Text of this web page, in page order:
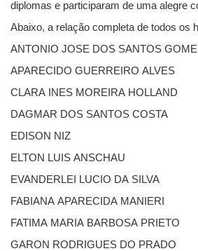
diplomas e participaram de uma alegre
Abaixo, a relação completa de todos os
ANTONIO JOSE DOS SANTOS
APARECIDO GUERREIRO ALVES
CLARA INES MOREIRA HOLLAND
DAGMAR DOS SANTOS COSTA
EDISON NIZ
ELTON LUIS ANSCHAU
EVANDERLEI LUCIO DA SILVA
FABIANA APARECIDA MANIERI
FATIMA MARIA BARBOSA PRIETO
GARON RODRIGUES DO PRADO